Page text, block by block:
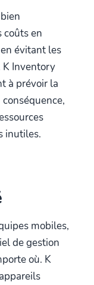
coûts en
évitant les
K Inventory
à prévoir la
inutiles.
mobiles,
de gestion
où. K